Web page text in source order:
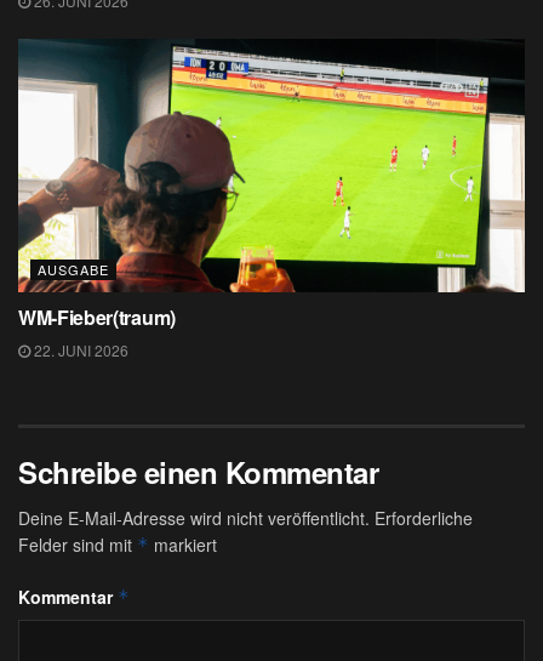
AUSGABE
WM-Fieber(traum)
22. JUNI 2026
Schreibe einen Kommentar
Deine E-Mail-Adresse wird nicht veröffentlicht. Erforderliche
Felder sind mit * markiert
Kommentar *